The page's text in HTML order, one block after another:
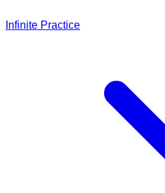
Infinite Practice